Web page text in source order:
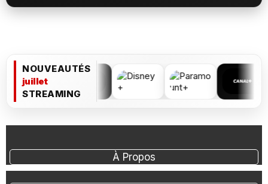
NOUVEAUTÉS
juillet
STREAMING
À Propos